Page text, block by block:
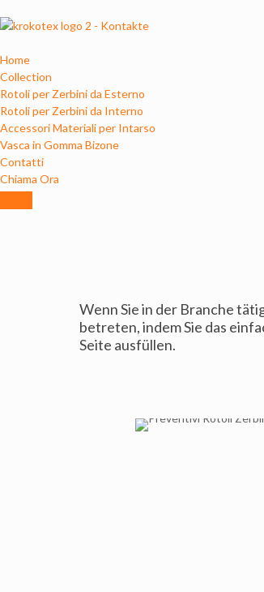
Home
Collection
Rotoli per Zerbini da Esterno
Rotoli per Zerbini da Interno
Accessori Materiali per Intarso
Vasca in Gomma Bizone
Contatti
Chiama Ora
Wenn Sie in der Branche
betreten, indem Sie das
Seite ausfüllen.